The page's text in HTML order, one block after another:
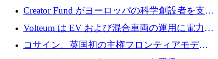
ノロジーがヨーロッパのイノベーションの未
来を形作る場所
Creator Fund がヨーロッパの科学創設者を支援
するために 5,600 万ドルを調達
Volteum は EV および混合車両の運用に電力を
供給するために 250 万ユーロを寄付
コサイン、英国初の主権フロンティアモデル